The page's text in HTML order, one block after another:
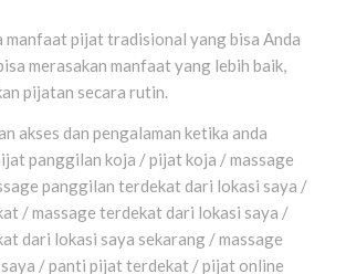
manfaat pijat tradisional yang bisa Anda
merasakan manfaat yang lebih baik,
pijatan secara rutin.
akses dan pengalaman ketika anda
panggilan koja / pijat koja / massage
panggilan terdekat dari lokasi saya /
/ massage terdekat dari lokasi saya /
dari lokasi saya sekarang / massage
/ panti pijat terdekat / pijat online